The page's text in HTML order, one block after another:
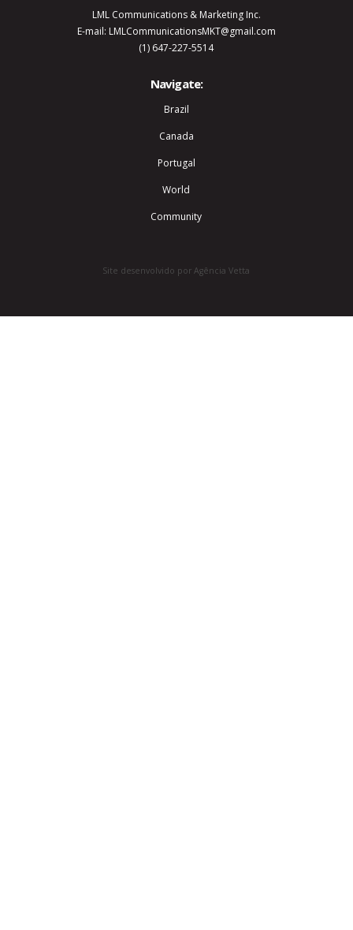
LML Communications & Marketing Inc.
E-mail: LMLCommunicationsMKT@gmail.com
(1) 647-227-5514
Navigate:
Brazil
Canada
Portugal
World
Community
Site desenvolvido por Agência Vetta